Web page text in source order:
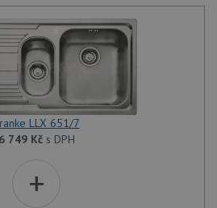
LLX 651/7
6 749 Kčs DPH
+